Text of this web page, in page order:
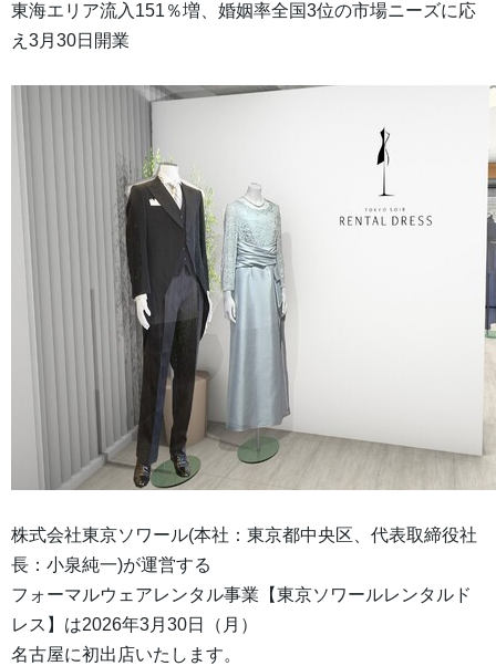
東海エリア流入151％増、婚姻率全国3位の市場ニーズに応
え3月30日開業
株式会社東京ソワール(本社：東京都中央区、代表取締役社
長：小泉純一)が運営する
フォーマルウェアレンタル事業【東京ソワールレンタルド
レス】は2026年3月30日（月）
名古屋に初出店いたします。